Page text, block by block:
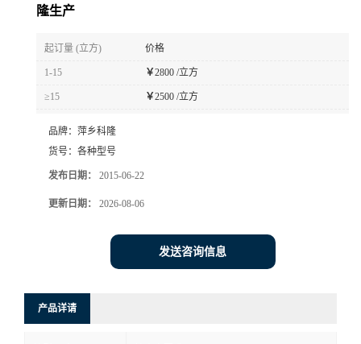
厅
方
隆生产
起订量 (立方) 价格
1-15 ￥2800 /立方
≥15 ￥2500 /立方
品牌： 萍乡科隆
货号： 各种型号
发布日期： 2015-06-22
更新日期： 2026-08-06
发送咨询信息
产品详请